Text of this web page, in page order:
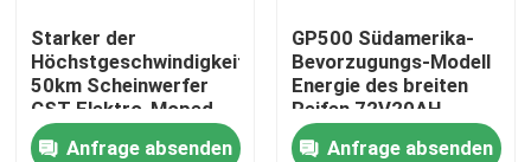
Starker der
Höchstgeschwindigkeits-
50km Scheinwerfer
CST Elektro-Moped-
Roller-des Doppelt-
LED schlauchlos
Anfrage absenden
GP500 Südamerika-
Bevorzugungs-Modell
Energie des breiten
Reifen 72V20AH
Elektro-Moped-
Rollers Bleisäure-
Anfrage absenden